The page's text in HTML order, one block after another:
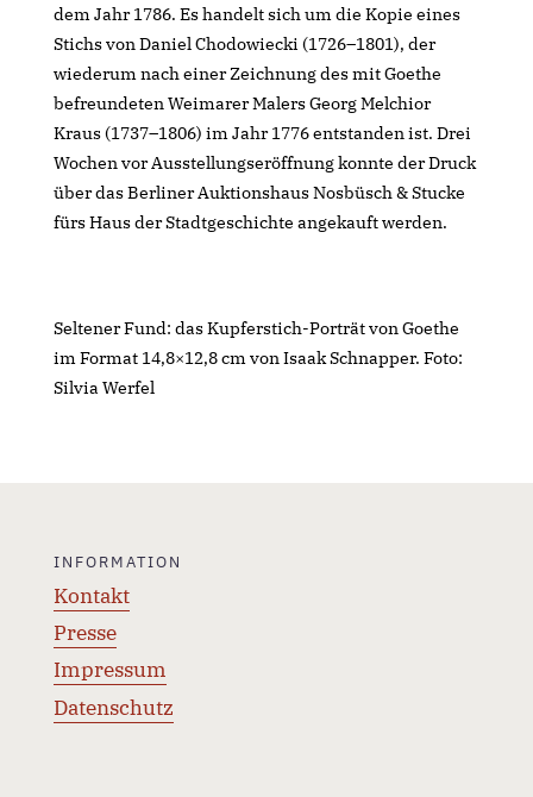
dem Jahr 1786. Es handelt sich um die Kopie eines
Stichs von Daniel Chodowiecki (1726–1801), der
wiederum nach einer Zeichnung des mit Goethe
befreundeten Weimarer Malers Georg Melchior
Kraus (1737–1806) im Jahr 1776 entstanden ist. Drei
Wochen vor Ausstellungseröffnung konnte der Druck
über das Berliner Auktionshaus Nosbüsch & Stucke
fürs Haus der Stadtgeschichte angekauft werden.
Seltener Fund: das Kupferstich-Porträt von Goethe
im Format 14,8×12,8 cm von Isaak Schnapper. Foto:
Silvia Werfel
INFORMATION
Kontakt
Presse
Impressum
Datenschutz